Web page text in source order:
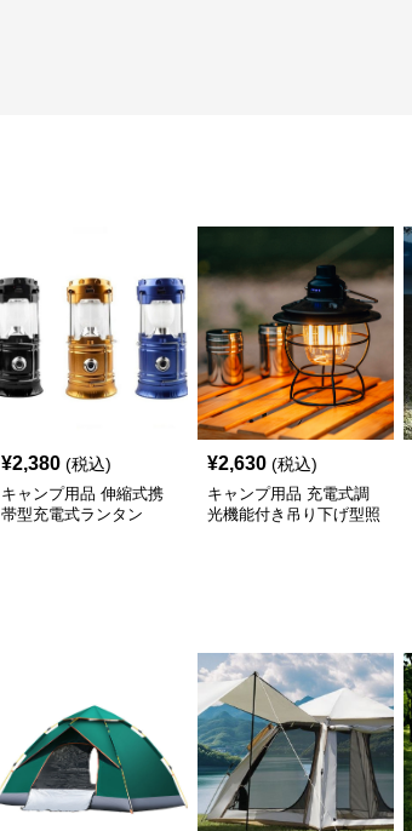
¥2,380 (税込)
キャンプ用品 伸縮式携
帯型充電式ランタン
¥2,630 (税込)
キャンプ用品 充電式調
光機能付き吊り下げ型照